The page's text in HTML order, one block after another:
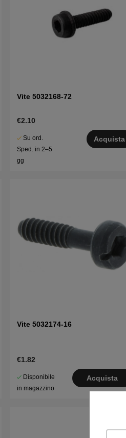
Vite 5032168-72
€2.10
Su ord.
Sped. in 2–5
gg
Acquista
Vite 5032174-16
€1.82
Disponibile
in magazzino
Acquista